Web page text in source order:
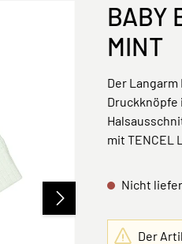
BABY
MINT
Der Langarm
mit TENCEL
Nicht
Der